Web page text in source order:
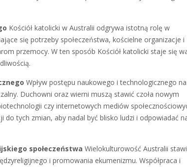
Kościół katolicki w Australii odgrywa istotną rolę w
się potrzeby społeczeństwa, kościelne organizacje i
przemocy. W ten sposób Kościół katolicki staje się
Wpływ postępu naukowego i technologicznego na
Duchowni oraz wierni muszą stawić czoła nowym
czy internetowych mediów
do tych zmian, aby nadal być blisko ludzi i odpowiadać
społeczeństwa Wielokulturowość Australii
i promowania ekumenizmu. Współpraca i